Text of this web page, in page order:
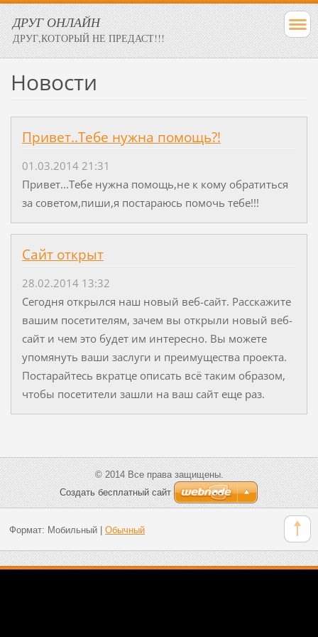
ДРУГ ОНЛАЙН
ДРУГ,КОТОРЫЙ НЕ ПРЕДАСТ!!!
Новости
Привет..Тебе нужна помощь?!
01.03.2014 21:31
Привет...Тебе нужна помощь,не к кому обратиться
за советом,пиши,я постараюсь помочь тебе!!!
Сайт открыт
28.02.2014 13:32
Сегодня открылся наш новый веб-сайт. Расскажите
вашим посетителям, зачем вы открыли новый веб-
сайт и чем это будет им интересно. Вы можете
упомянуть ваши заслуги и преимущества проекта.
Постарайтесь вкратце описать всё таким образом,
чтобы посетители зашли на ваш сайт еще раз.
© 2014 Все права защищены.
Создать бесплатный сайт
Формат: Мобильный| Обычный